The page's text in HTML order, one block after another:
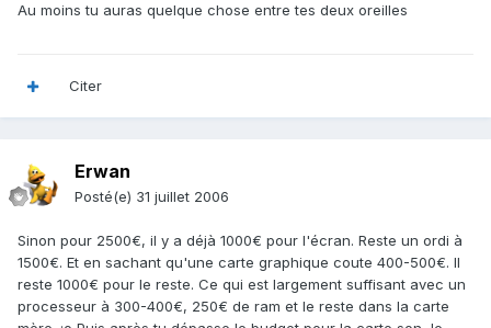
Au moins tu auras quelque chose entre tes deux oreilles
Citer
Erwan
Posté(e) 31 juillet 2006
Sinon pour 2500€, il y a déjà 1000€ pour l'écran. Reste un ordi à
1500€. Et en sachant qu'une carte graphique coute 400-500€. Il
reste 1000€ pour le reste. Ce qui est largement suffisant avec un
processeur à 300-400€, 250€ de ram et le reste dans la carte